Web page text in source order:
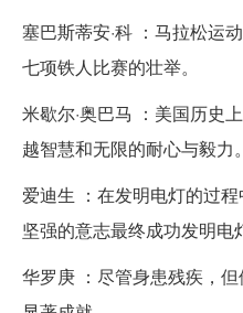
塞巴斯蒂安·科 ：马拉松运
七项铁人比赛的壮举。
米歇尔·奥巴马 ：美国历史
越智慧和无限的耐心与毅力。
爱迪生 ：在发明电灯的过
坚强的意志最终成功发明电
华罗庚 ：尽管身患残疾，